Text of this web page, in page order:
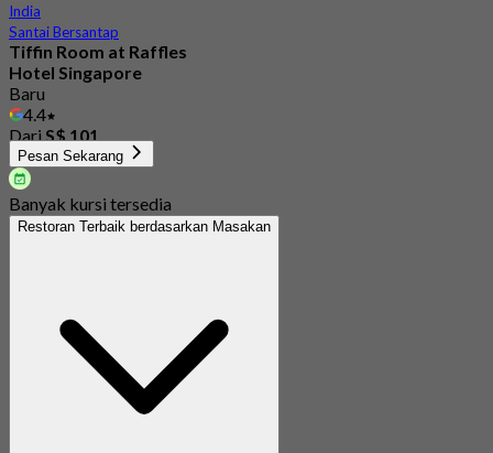
India
Santai Bersantap
Tiffin Room at Raffles
Hotel Singapore
Baru
4.4
Dari S$ 101
Pesan Sekarang
Banyak kursi tersedia
Restoran Terbaik berdasarkan Masakan